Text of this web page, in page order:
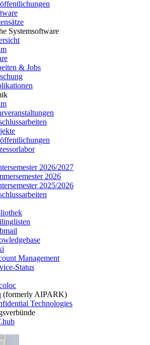
Systemsoftware
& Jobs
2026/2027
2026
2025/2026
Management
Status
(formerly AIPARK)
Technologies